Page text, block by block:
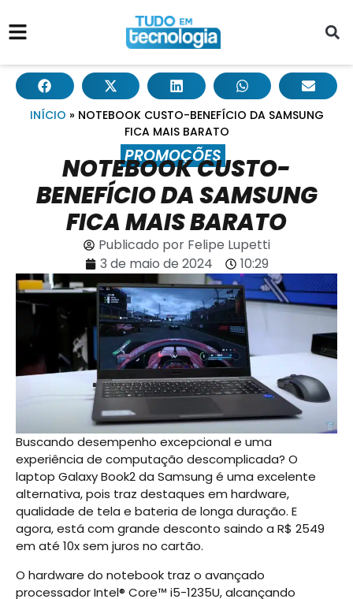
INÍCIO » NOTEBOOK CUSTO-BENEFÍCIO DA SAMSUNG
FICA MAIS BARATO
PROMOÇÕES
NOTEBOOK CUSTO-
BENEFÍCIO DA SAMSUNG
FICA MAIS BARATO
Publicado porFelipe Lupetti
3 de maio de 2024
10:29
Buscando desempenho excepcional e uma
experiência de computação descomplicada? O
laptop Galaxy Book2 da Samsung é uma excelente
alternativa, pois traz destaques em hardware,
qualidade de tela e bateria de longa duração. E
agora, está com grande desconto saindo a R$ 2549
em até 10x sem juros no cartão.
O hardware do notebook traz o avançado
processador Intel® Core™ i5-1235U, alcançando